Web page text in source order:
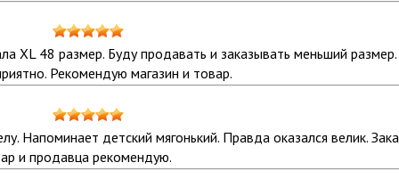
XL 48 размер. Буду продавать и заказывать меньший
Рекомендую магазин и товар.
Напоминает детский мягонький. Правда оказался велик.
и продавца рекомендую.